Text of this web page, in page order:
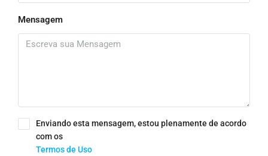
Mensagem
Enviando esta mensagem, estou plenamente de acordo
com os
Termos de Uso